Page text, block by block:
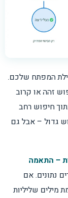
המפתח שלכם.
זהה או קרוב
חיפוש רחב
גדול – אבל גם
– התאמה
נתונים. אם
מילים שליליות